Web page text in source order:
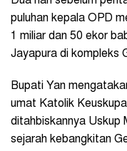
puluhan kepala OPD
1 miliar dan 50 ekor
Jayapura di kompleks
Bupati Yan
umat Katolik
ditahbiskannya Uskup
sejarah kebangkitan